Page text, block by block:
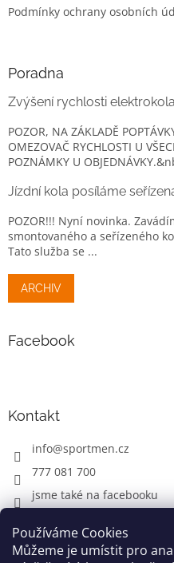
Používáme Cookies
Můžeme je umístit pro
Podmínky ochrany osobních
Poradna
Zvýšení rychlosti elektrokola
POZOR, NA ZÁKLADĚ
OMEZOVAČ RYCHLOSTI U
POZNÁMKY U
Jízdní kola posíláme
POZOR!!! Nyní novinka.
smontovaného a seřízeného
Tato služba se ...
ARCHIV
Facebook
Kontakt
info@sportmen.cz
777 081 700
jsme také na facebooku
CYKLO